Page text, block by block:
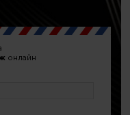
онлайн